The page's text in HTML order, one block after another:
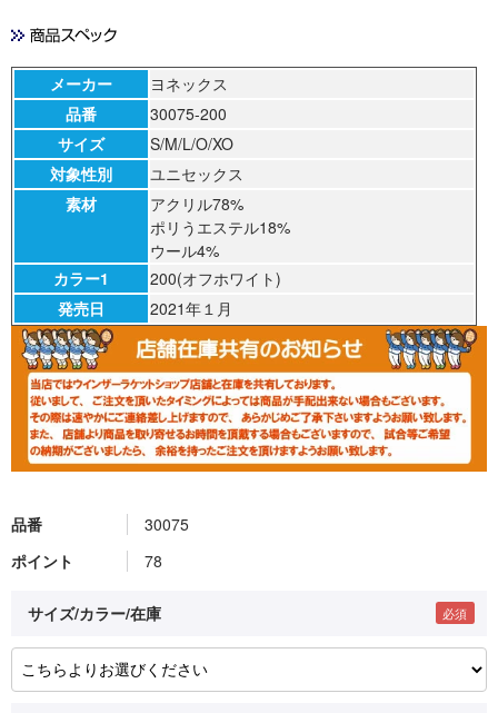
品番
30075
ポイント
78
サイズ/カラー/在庫
メーカー
ヨネックス
品番
30075-200
サイズ
S/M/L/O/XO
対象性別
ユニセックス
素材
アクリル78%
ポリうエステル18%
ウール4%
カラー1
200(オフホワイト)
発売日
2021年１月